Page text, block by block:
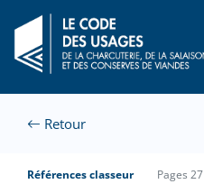
Retour
Références classeur Pages